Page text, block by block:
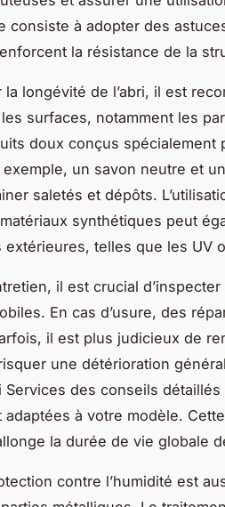
consiste à adopter des
la résistance de la
la longévité de l’abri, il est
surfaces, notamment les
doux conçus spécialement
exemple, un savon neutre et
saletés et dépôts.
synthétiques peut
extérieures, telles que les UV
il est crucial
En cas d’usure, des
il est plus judicieux de
une détérioration
Services des conseils
adaptées à votre modèle.
la durée de vie globale
contre l’humidité est